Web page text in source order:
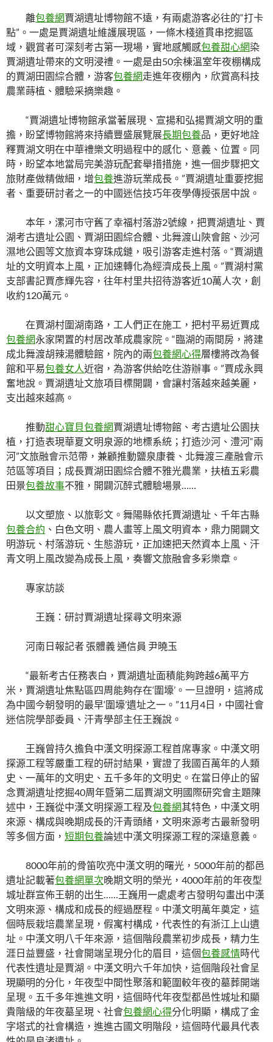
離包養網賈湖遺址博物館不遠，有兩處游客必往的“打卡
點”。一處是賈湖遺址維護展現區，一條木棧道貫串挖掘區
域，觀賞者可深刻考古第一現場，實地感觸感包養甜心網染
賈湖遺址帶來的文明浸禮。一處是由50余棟溫室年夜棚構成
的賈湖田園綜合體，游客包養網走進年夜棚內，欣賞高科技
農業蒔植、體驗采摘樂趣。
“賈湖遺址博物館承當著展現、宣揚和弘揚賈湖文明的重
擔，盼望博物館將來持續豐盛展覽展長期包養品，更好地詮
釋賈湖文明在中華禮樂文明過程中的感化、意義、位置。同
時，盼望本地當局完美游玩配套舉措措施，進一個步驟把文
旅財產做精做細，增包養進游玩業成長。”賈湖遺址重要挖掘
者、重要研討者之一的中國迷信技巧年夜學傳授張居中說。
本年，漯河市守舊了幸福村落游2號線，把賈湖遺址、賈
湖考古遺址公園、賈湖田園綜合體、北舞渡山陜會館、沙河
濕地公園等文旅資本穿珠成鏈，吸引游客走進村落。“賈湖遺
址的文明資本上風，正加速轉化為經濟成長上風。”賈湖村黨
支部書記賈彥輝先容，往年村里共招待游客近10萬人次，創
收約120萬元。
在賈湖村圍湖南路，工人們正在施工，把村平易近賈成
包養網永家閑置的村居改革成農家院。“臨湖的兩間房，將建
成北舞渡胡辣湯體驗館，院內的兩包養網心得層樓將改為餐
館和平易包養女人近宿，為游客供給吃住游辦事。”賈成永興
奮地說。賈湖遺址文旅項目標開闢，會讓村落越來越美麗，
支出越來越高。
推動甜心寶貝包養網賈湖遺址博物館、考古遺址公園扶
植，打造表現華夏文明泉源的地標系統；打造沙河、澧河“兩
河”文旅融會示范帶，兼顧推動鹽泉康養、北舞渡三產融會示
范區等項目；成長賈湖田園綜合體不雅光農業，扶植五彩農
田景包養故事不雅，開闢沉醉式體驗場景……
以文塑旅、以旅彰文。舞陽縣依托賈湖遺址、千年古縣
包養合約 、白色文明、農人畫等上風文明資本，鼎力開闢文
明游玩、村落游玩、生態游玩，正加速把天然資本上風、汗
青文明上風改變為成長上風，奏響文旅融會多彩樂章。
專家訪談
王巍：研討賈湖遺址探尋文明來源
河南日報記者 張體義 通信員 尹曉玉
“最新考古任務表白，賈湖遺址面積能夠跨越6萬平方
米，賈湖遺址焦點區四周能夠存在‘圍壕’。一旦證明，這將成
為中國今朝發明的最早‘圍壕’遺址之一。”11月4日，中國社會
迷信院學部委員、汗青學部主任王巍說。
王巍曾持久擔負中漢文明探源工程首席專家。中漢文明
探源工程等嚴重工程的研討結果，實證了我國百萬年的人類
史、一萬年的文明史、五千多年的文明史。在當日停止的留
念賈湖遺址挖掘40周年暨第二屆賈湖文明國際研究會主題陳
述中，王巍從中漢文明探源工程及包養網其特色，中漢文明
來源、構成與晚期成長的汗青頭緒，文明來源考古最新發明
等多個方面， 短期包養論述中漢文明探源工程的深遠意義。
8000年前的骨笛吹亮中漢文明的曙光，5000年前的都邑
遺址記載著包養網單次晚期文明的榮光，4000年前的年夜型
城址群宣佈王朝的出生……王巍用一處處考古發明勾畫出中漢
文明來源、構成和成長的經過歷程。中漢文明萬年奠定，這
個時辰栽培農業呈現，假寓村構成，代表性的有浙江上山遺
址。中漢文明八千年來源，這個階段農業初步成長，精力生
涯日益豐盛，社會開端呈現分化的眉目，這個包養感情時代
代表性遺址是賈湖。中漢文明六千年加快，這個階段社會呈
現顯明的分化，年夜型中間性聚落和範圍較年夜的墓葬開端
呈現。五千多年進進文明，這個時代年夜型都邑性城址和顯
貴階級的年夜墓呈現、社會包養網心得分化明顯，構成了金
字塔式的社會構造，進進古國文明階段，這個時代最具代表